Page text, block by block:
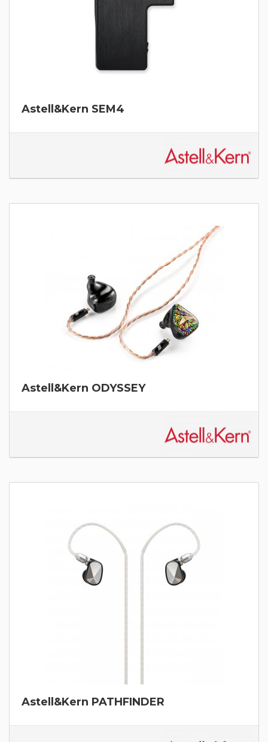
Astell&Kern SEM4
Astell&Kern ODYSSEY
Astell&Kern PATHFINDER